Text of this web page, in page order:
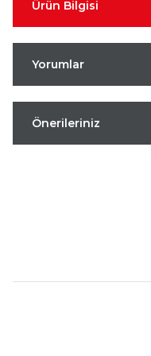
Ürün Bilgisi
Yorumlar
Önerileriniz